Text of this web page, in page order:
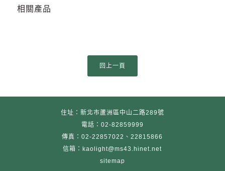
相關產品
住址：新北市蘆洲區中山二路289號
電話：02-82859999
傳真：02-22857022、22815866
信箱：kaolight@ms43.hinet.net
sitemap